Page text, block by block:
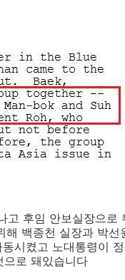
후임 안보실장으로
백종천 실장과 박선
시켰고 노대통령이
로 돼있습니다